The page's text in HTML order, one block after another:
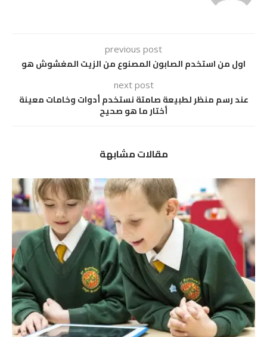
previous post
اول من استخدم الصابون المصنوع من الزيت المغشوش هو
next post
عند رسم منظر لطبيعة صامتة نستخدم أدوات وخامات معينة
أختار ما هو صحيح
مقالات مشابهة